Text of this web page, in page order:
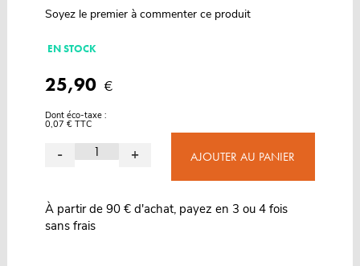
Soyez le premier à commenter ce produit
EN STOCK
25,90 €
Dont éco-taxe :
0,07 € TTC
- + AJOUTER AU PANIER
À partir de 90 € d'achat, payez en 3 ou 4 fois
sans frais